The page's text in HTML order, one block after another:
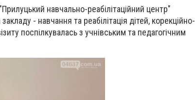
навчально-реабілітаційний центр"
- навчання та реабілітація дітей, корекційно-
поспілкувалась з учнівським та педагогічним